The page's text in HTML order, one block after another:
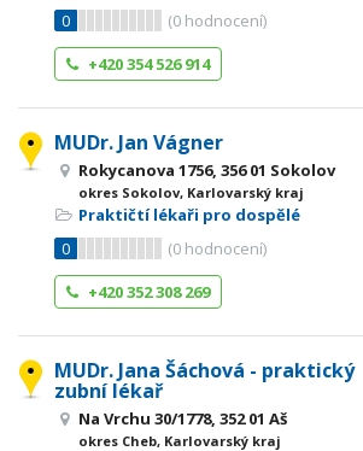
0 (0 hodnocení)
+420 354 526 914
MUDr. Jan Vágner
Rokycanova 1756, 356 01 Sokolov
okres Sokolov, Karlovarský kraj
Praktičtí lékaři pro dospělé
0
(0 hodnocení)
+420 352 308 269
MUDr. Jana Šáchová - praktický
zubní lékař
Na Vrchu 30/1778, 352 01 Aš
okres Cheb, Karlovarský kraj